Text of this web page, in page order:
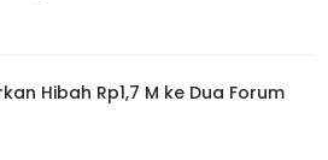
Hibah Rp1,7 M ke Dua Forum